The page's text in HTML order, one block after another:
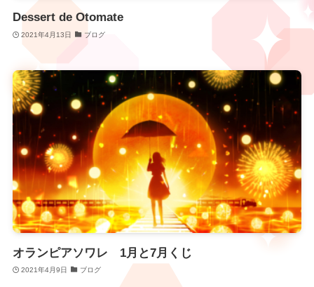
Dessert de Otomate
2021年4月13日 ブログ
オランピアソワレ 1月と7月くじ
2021年4月9日 ブログ